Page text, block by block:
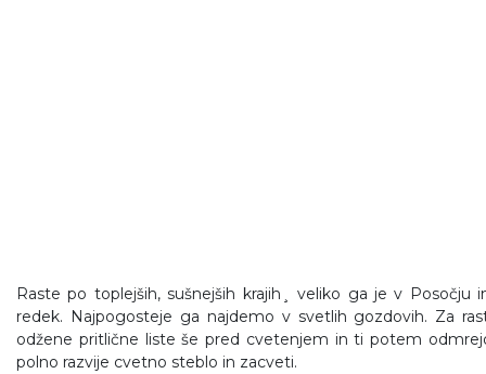
Raste po toplejših, sušnejših krajih¸ veliko ga je v Posočju
redek. Najpogosteje ga najdemo v svetlih gozdovih. Za
odžene pritlične liste še pred cvetenjem in ti potem
polno razvije cvetno steblo in zacveti.